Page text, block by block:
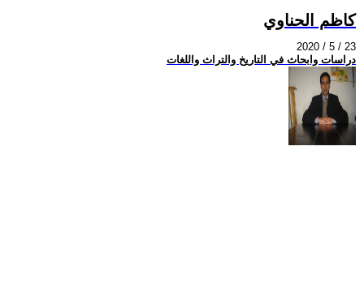
كاظم الحناوي
2020 / 5 / 23
دراسات وابحاث في التاريخ والتراث واللغات